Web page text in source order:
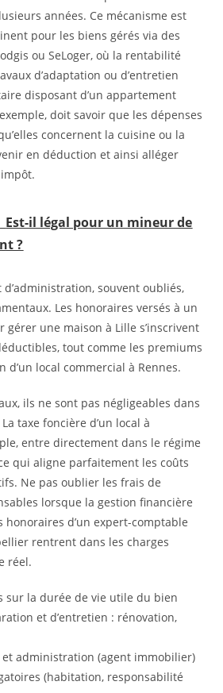
années. Ce mécanisme est
pour les biens gérés via des
ou SeLoger, où la rentabilité
d’adaptation ou d’entretien
disposant d’un appartement
doit savoir que les dépenses
concernent la cuisine ou la
en déduction et ainsi alléger
Est-il légal pour un mineur de
?
souvent oubliés,
Les honoraires versés à un
une maison à Lille s’inscrivent
tout comme les premiums
d’un local commercial à Rennes.
ils ne sont pas négligeables dans
taxe foncière d’un local à
entre directement dans le régime
qui aligne parfaitement les coûts
Ne pas oublier les frais de
lorsque la gestion financière
honoraires d’un expert-comptable
rentrent dans les charges
réel.
la durée de vie utile du bien
et d’entretien : rénovation,
et administration (agent immobilier)
(habitation, responsabilité